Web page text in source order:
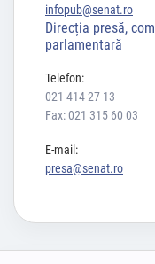
infopub@senat.ro
Direcția presă,
parlamentară
Telefon:
021 414 27 13
Fax: 021 315 60 03
E-mail:
presa@senat.ro